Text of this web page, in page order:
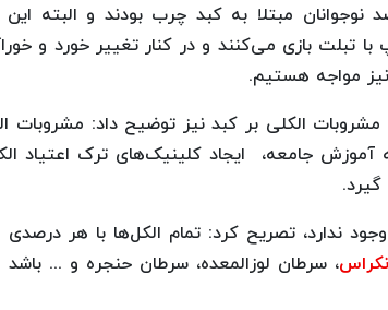
مبتلا به کبد چرب بودند و البته این
با تبلت بازی می‌کنند و در کنار تغییر خورد و
مواجه هستیم.
الکلی بر کبد نیز توضیح داد: مشروبات
جامعه، ‌ ایجاد کلینیک‌های ترک اعتیاد
ندارد، تصریح کرد: تمام الکل‌ها با هر
، سرطان لوزالمعده، سرطان حنجره و ... باشد